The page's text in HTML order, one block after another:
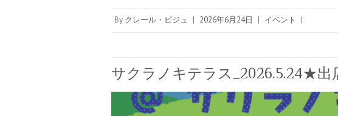
By クレール・ビジュ | 2026年6月24日 | イベント |
サクラノキテラス_2026.5.24★出